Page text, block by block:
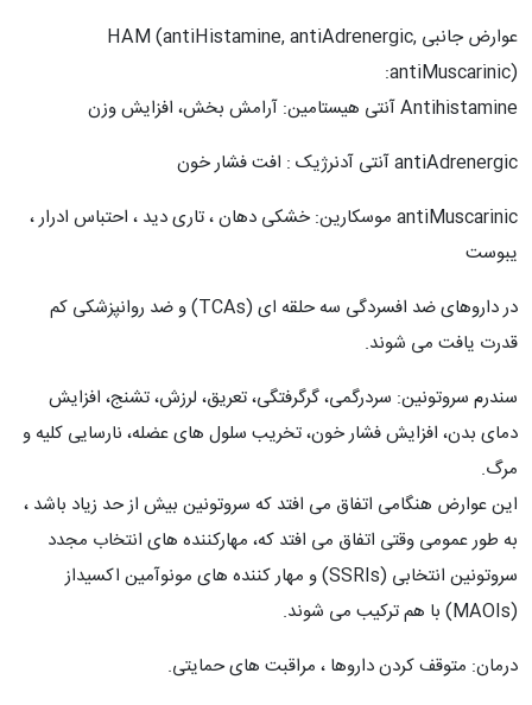
عوارض جانبی HAM (antiHistamine, antiAdrenergic,
antiMuscarinic):
Antihistamine آنتی هیستامین: آرامش بخش، افزایش وزن
antiAdrenergic آنتی آدنرژیک : افت فشار خون
antiMuscarinic موسکارین: خشکی دهان ، تاری دید ، احتباس ادرار ،
یبوست
در داروهای ضد افسردگی سه حلقه ای (TCAs) و ضد روانپزشکی کم
قدرت یافت می شوند.
سندرم سروتونین: سردرگمی، گرگرفتگی، تعریق، لرزش، تشنج، افزایش
دمای بدن، افزایش فشار خون، تخریب سلول های عضله، نارسایی کلیه و
مرگ.
این عوارض هنگامی اتفاق می افتد که سروتونین بیش از حد زیاد باشد ،
به طور عمومی وقتی اتفاق می افتد که، مهارکننده های انتخاب مجدد
سروتونین انتخابی (SSRIs) و مهار کننده های مونوآمین اکسیداز
(MAOIs) با هم ترکیب می شوند.
درمان: متوقف کردن داروها ، مراقبت های حمایتی.